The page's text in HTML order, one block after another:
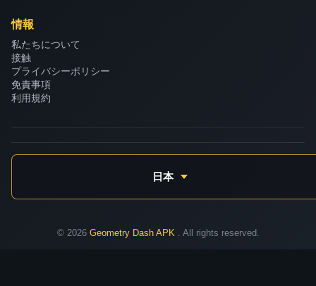
情報
私たちについて
接触
プライバシーポリシー
免責事項
利用規約
日本
© 2026 Geometry Dash APK. All rights reserved.